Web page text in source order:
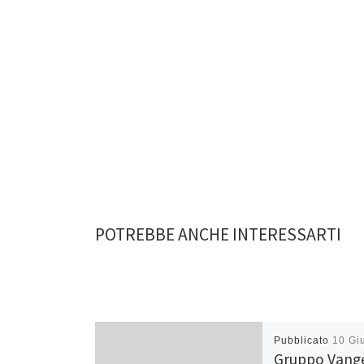
POTREBBE ANCHE INTERESSARTI
Pubblicato 10
Gruppo